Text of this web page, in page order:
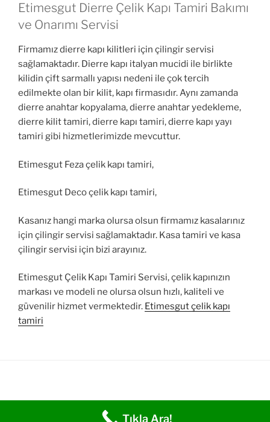
Etimesgut Dierre Çelik Kapı Tamiri Bakımı
ve Onarımı Servisi
Firmamız dierre kapı kilitleri için çilingir servisi
sağlamaktadır. Dierre kapı italyan mucidi ile birlikte
kilidin çift sarmallı yapısı nedeni ile çok tercih
edilmekte olan bir kilit, kapı firmasıdır. Aynı zamanda
dierre anahtar kopyalama, dierre anahtar yedekleme,
dierre kilit tamiri, dierre kapı tamiri, dierre kapı yayı
tamiri gibi hizmetlerimizde mevcuttur.
Etimesgut Feza çelik kapı tamiri,
Etimesgut Deco çelik kapı tamiri,
Kasanız hangi marka olursa olsun firmamız kasalarınız
için çilingir servisi sağlamaktadır. Kasa tamiri ve kasa
çilingir servisi için bizi arayınız.
Etimesgut Çelik Kapı Tamiri Servisi, çelik kapınızın
markası ve modeli ne olursa olsun hızlı, kaliteli ve
güvenilir hizmet vermektedir. Etimesgut çelik kapı
tamiri
Tıkla Ara!